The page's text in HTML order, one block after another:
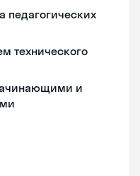
педагогических
технического
и